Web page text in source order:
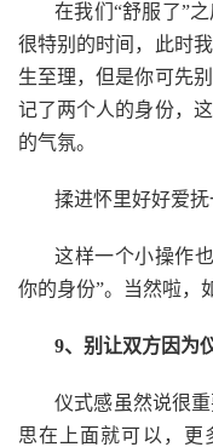
在我们“舒服了”
很特别的时间，此时
生至理，但是你可先
记了两个人的身份，
的气氛。
揉进怀里好好爱抚
这样一个小操作
你的身份”。当然啦，
9、别让双方因为
仪式感虽然说很
思在上面就可以，更